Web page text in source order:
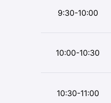
9:30-10:00
10:00-10:30
10:30-11:00